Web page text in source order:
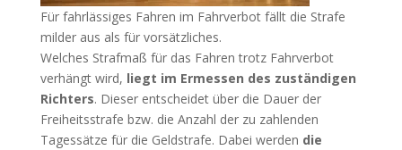
Für fahrlässiges Fahren im Fahrverbot fällt die Strafe
milder aus als für vorsätzliches.
Welches Strafmaß für das Fahren trotz Fahrverbot
verhängt wird, liegt im Ermessen des zuständigen
Richters. Dieser entscheidet über die Dauer der
Freiheitsstrafe bzw. die Anzahl der zu zahlenden
Tagessätze für die Geldstrafe. Dabei werden die